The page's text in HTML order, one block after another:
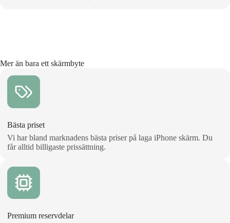
Mer än bara ett skärmbyte
Bästa priset
Vi har bland marknadens bästa priser på laga iPhone skärm. Du
får alltid billigaste prissättning.
Premium reservdelar